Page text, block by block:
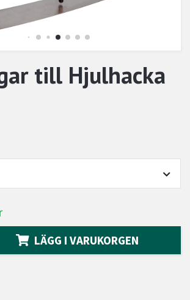
till Hjulhacka
LÄGG I VARUKORGEN